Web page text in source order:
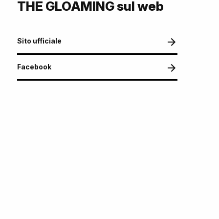
THE GLOAMING sul web
Sito ufficiale
Facebook